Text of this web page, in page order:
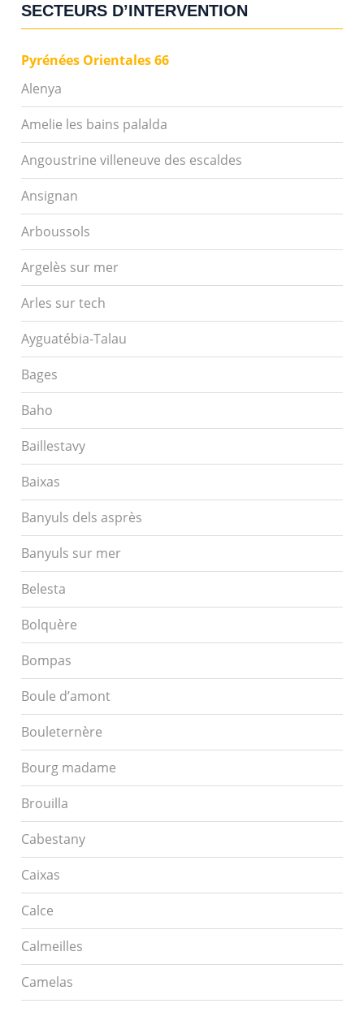
SECTEURS D’INTERVENTION
Pyrénées Orientales 66
Alenya
Amelie les bains palalda
Angoustrine villeneuve des escaldes
Ansignan
Arboussols
Argelès sur mer
Arles sur tech
Ayguatébia-Talau
Bages
Baho
Baillestavy
Baixas
Banyuls dels asprès
Banyuls sur mer
Belesta
Bolquère
Bompas
Boule d’amont
Bouleternère
Bourg madame
Brouilla
Cabestany
Caixas
Calce
Calmeilles
Camelas